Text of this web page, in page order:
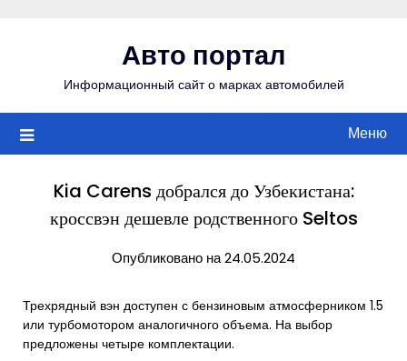
Авто портал
Информационный сайт о марках автомобилей
Меню
Kia Carens добрался до Узбекистана:
кроссвэн дешевле родственного Seltos
Опубликовано на 24.05.2024
Трехрядный вэн доступен с бензиновым атмосферником 1.5
или турбомотором аналогичного объема. На выбор
предложены четыре комплектации.